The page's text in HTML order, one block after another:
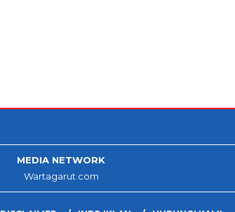
MEDIA NETWORK
Wartagarut.com